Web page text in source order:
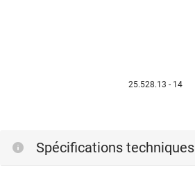
25.528.13 - 14
Spécifications techniques